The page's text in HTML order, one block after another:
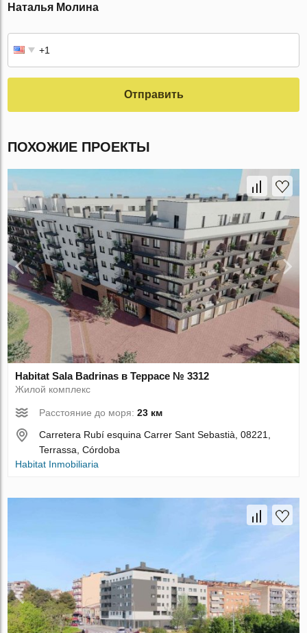
Наталья Молина
Отправить
ПОХОЖИЕ ПРОЕКТЫ
Habitat Sala Badrinas в Террасе № 3312
Жилой комплекс
Расстояние до моря:23 км
Carretera Rubí esquina Carrer Sant Sebastià, 08221,
Terrassa, Córdoba
Habitat Inmobiliaria